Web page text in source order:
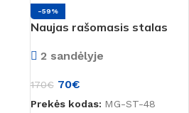
Montana
BŪKLĖ
MEDŽIAGA
SPALVA Pilka ,Tamsi
-59%
Naujas rašomasis stalas
2 sandėlyje
170€ 70€
Prekės kodas: MG-ST-48